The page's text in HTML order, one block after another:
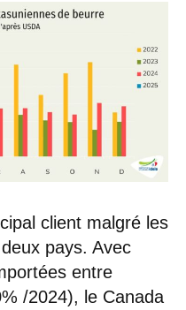
client malgré les
pays. Avec
entre
/2024), le Canada